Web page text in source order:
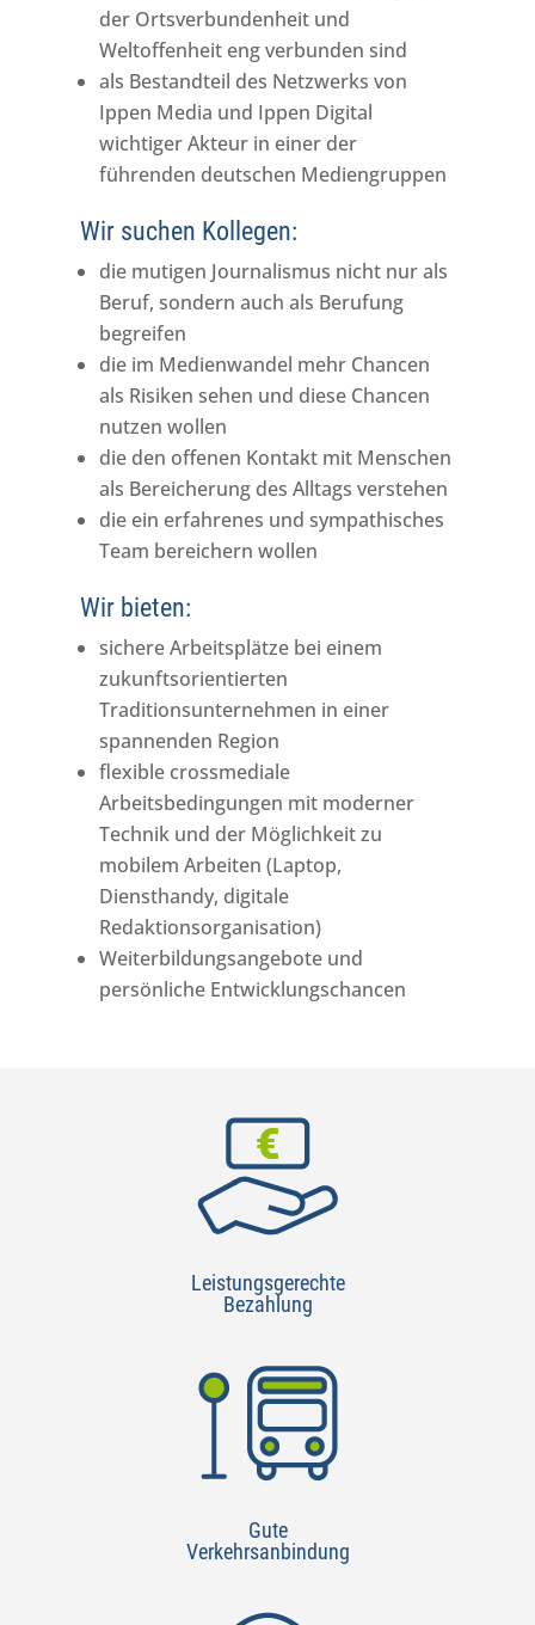
der Ortsverbundenheit und
Weltoffenheit eng verbunden sind
als Bestandteil des Netzwerks von
Ippen Media und Ippen Digital
wichtiger Akteur in einer der
führenden deutschen Mediengruppen
Wir suchen Kollegen:
die mutigen Journalismus nicht nur als
Beruf, sondern auch als Berufung
begreifen
die im Medienwandel mehr Chancen
als Risiken sehen und diese Chancen
nutzen wollen
die den offenen Kontakt mit Menschen
als Bereicherung des Alltags verstehen
die ein erfahrenes und sympathisches
Team bereichern wollen
Wir bieten:
sichere Arbeitsplätze bei einem
zukunftsorientierten
Traditionsunternehmen in einer
spannenden Region
flexible crossmediale
Arbeitsbedingungen mit moderner
Technik und der Möglichkeit zu
mobilem Arbeiten (Laptop,
Diensthandy, digitale
Redaktionsorganisation)
Weiterbildungsangebote und
persönliche Entwicklungschancen
Leistungsgerechte
Bezahlung
Gute
Verkehrsanbindung